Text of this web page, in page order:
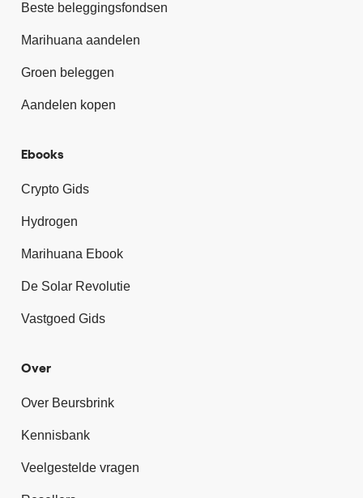
Beste beleggingsfondsen
Marihuana aandelen
Groen beleggen
Aandelen kopen
Ebooks
Crypto Gids
Hydrogen
Marihuana Ebook
De Solar Revolutie
Vastgoed Gids
Over
Over Beursbrink
Kennisbank
Veelgestelde vragen